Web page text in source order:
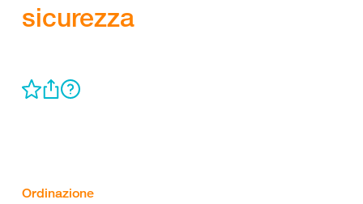
sicurezza
Ordinazione